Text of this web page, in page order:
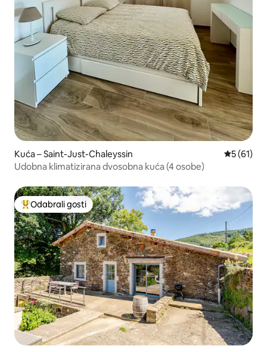
Kuća – Saint-Just-Chaleyssin Prosječna
5 (61)
Udobna klimatizirana dvosobna kuća (4 osobe)
Među najviše rangiranima s oznakom „Odabrali gosti”
Odabrali gosti